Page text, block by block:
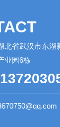
北省武汉市东
业园6栋